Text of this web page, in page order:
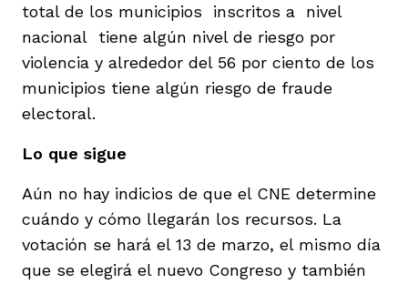
total de los municipios inscritos a nivel
nacional tiene algún nivel de riesgo por
violencia y alrededor del 56 por ciento de los
municipios tiene algún riesgo de fraude
electoral.
Lo que sigue
Aún no hay indicios de que el CNE determine
cuándo y cómo llegarán los recursos. La
votación se hará el 13 de marzo, el mismo día
que se elegirá el nuevo Congreso y también